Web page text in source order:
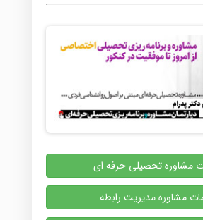
مشاوره تحصیلی حرفه ای
مشاوره مدیریت رابطه